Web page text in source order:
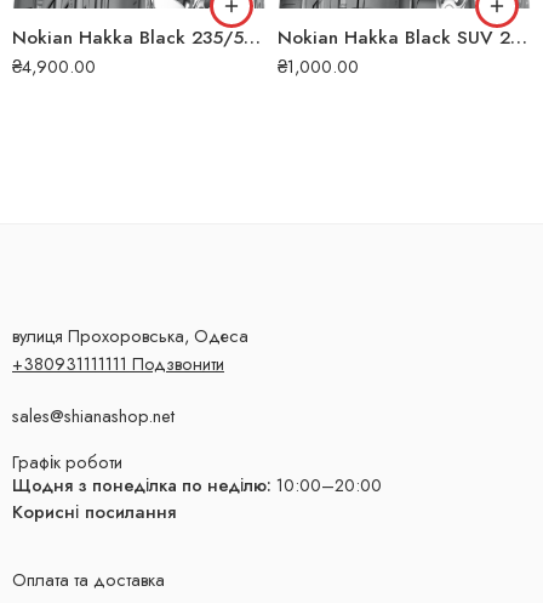
Nokian Hakka Black 235/50 ZR18 101Y XL літня шина
₴4,900.00
Nokian Hakka Black SUV 265/45 ZR20 108Y XL літня шина
₴1,000.00
вулиця Прохоровська, Одеса
+380931111111 Подзвонити
sales@shianashop.net
Графік роботи
Щодня з понеділка по неділю: 10:00–20:00
Корисні посилання
Оплата та доставка